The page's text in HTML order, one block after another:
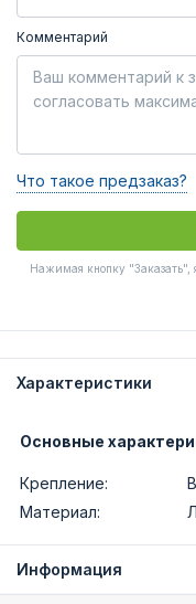
Комментарий
Что такое предзаказ?
Нажимая кнопку "Заказать",
Характеристики
Основные
Крепление:
Материал:
Информация